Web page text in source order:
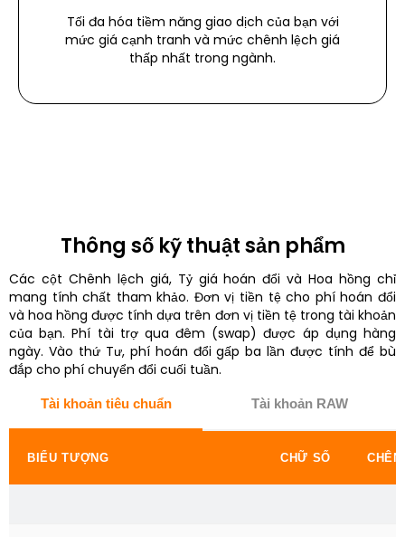
Tối đa hóa tiềm năng giao dịch của bạn với
mức giá cạnh tranh và mức chênh lệch giá
thấp nhất trong ngành.
Thông số kỹ thuật sản phẩm
Các cột Chênh lệch giá, Tỷ giá hoán đổi và Hoa hồng chỉ
mang tính chất tham khảo. Đơn vị tiền tệ cho phí hoán đổi
và hoa hồng được tính dựa trên đơn vị tiền tệ trong tài khoản
của bạn. Phí tài trợ qua đêm (swap) được áp dụng hàng
ngày. Vào thứ Tư, phí hoán đổi gấp ba lần được tính để bù
đắp cho phí chuyển đổi cuối tuần.
Tài khoản tiêu chuẩn Tài khoản RAW
BIỂU TƯỢNG CHỮ SỐ